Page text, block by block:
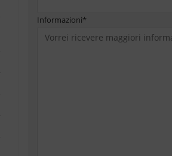
Informazioni*